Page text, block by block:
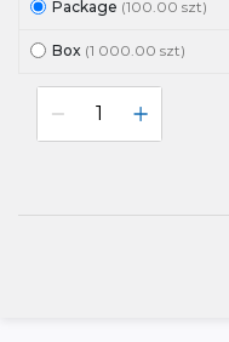
Package (100.00 szt)
Box (1 000.00 szt)